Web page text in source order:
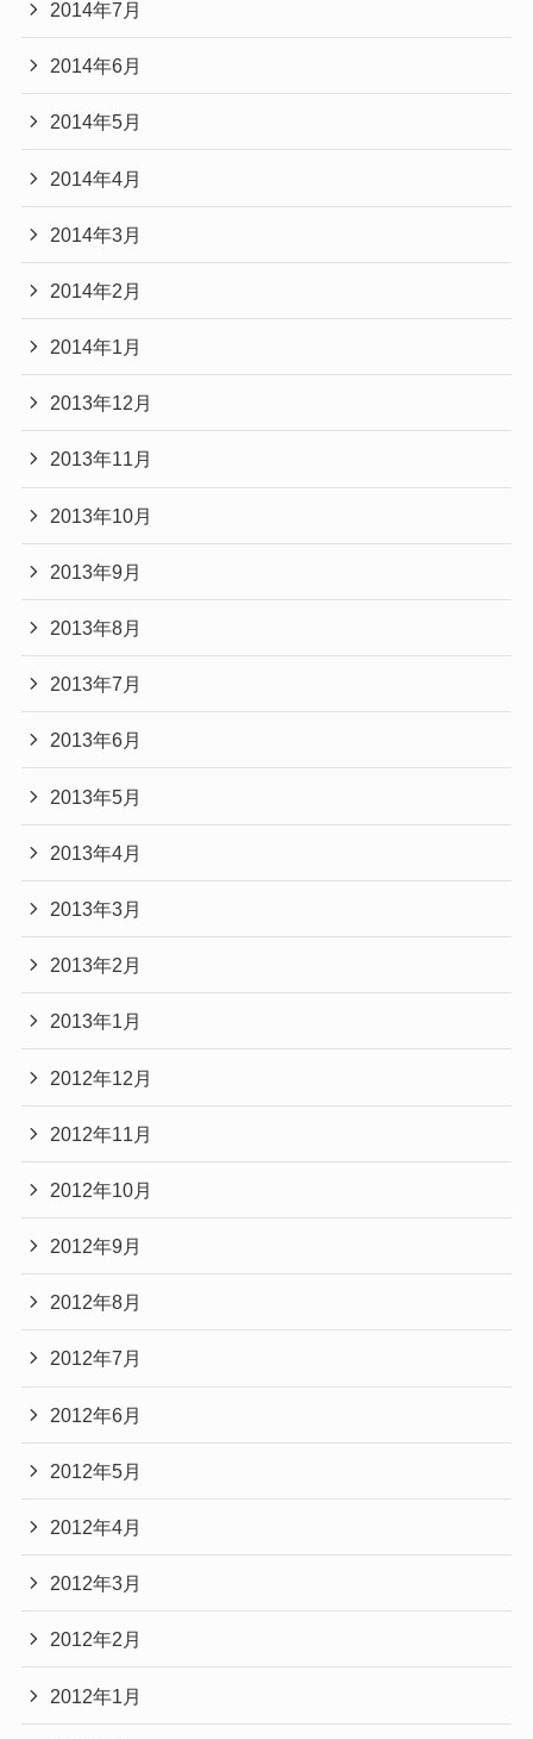
2014年7月
2014年6月
2014年5月
2014年4月
2014年3月
2014年2月
2014年1月
2013年12月
2013年11月
2013年10月
2013年9月
2013年8月
2013年7月
2013年6月
2013年5月
2013年4月
2013年3月
2013年2月
2013年1月
2012年12月
2012年11月
2012年10月
2012年9月
2012年8月
2012年7月
2012年6月
2012年5月
2012年4月
2012年3月
2012年2月
2012年1月